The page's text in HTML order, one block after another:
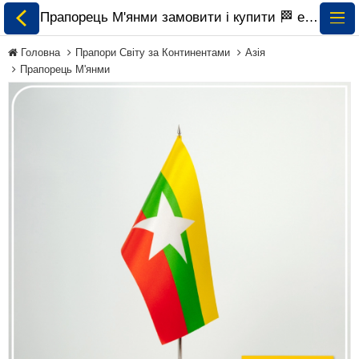
Прапори Світу за
Прапори Міжнародних
Прапорець М'янми замовити і купити 🏁 ePrapor.com.ua
Головна Прапори Світу за Континентами
Азія
Прапорець М'янми